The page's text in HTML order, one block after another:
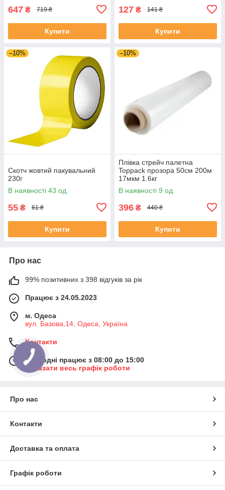
647 ₴ 719 ₴
Купити
127 ₴ 141 ₴
Купити
–10%
Скотч жовтий пакувальний
230г
В наявності 43 од.
55 ₴ 61 ₴
Купити
–10%
Плівка стрейч палетна
Toppack прозора 50см 200м
17мкм 1.6кг
В наявності 9 од.
396 ₴ 440 ₴
Купити
Про нас
99% позитивних з 398 відгуків за рік
Працює з 24.05.2023
м. Одеса
вул. Базова,14, Одеса, Україна
Контакти
Сьогодні працює з 08:00 до 15:00
Показати весь графік роботи
Про нас
Контакти
Доставка та оплата
Графік роботи